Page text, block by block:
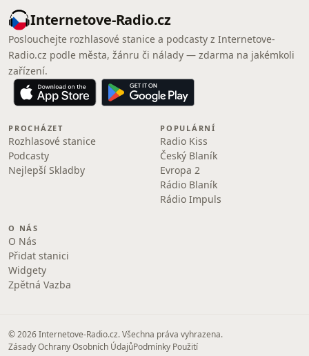
Internetove-Radio.cz
Poslouchejte rozhlasové stanice a podcasty z Internetove-
Radio.cz podle města, žánru či nálady — zdarma na jakémkoli
zařízení.
PROCHÁZET
Rozhlasové stanice
Podcasty
Nejlepší Skladby
POPULÁRNÍ
Radio Kiss
Český Blaník
Evropa 2
Rádio Blaník
Rádio Impuls
O NÁS
O Nás
Přidat stanici
Widgety
Zpětná Vazba
© 2026 Internetove-Radio.cz. Všechna práva vyhrazena.
Zásady Ochrany Osobních ÚdajůPodmínky Použití